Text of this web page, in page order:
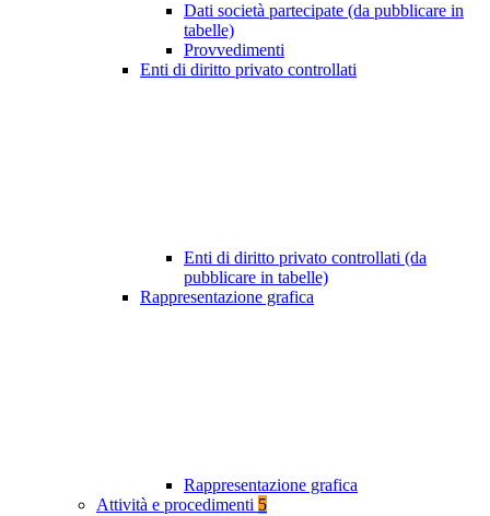
Dati società partecipate (da pubblicare in
tabelle)
Provvedimenti
Enti di diritto privato controllati
Enti di diritto privato controllati (da
pubblicare in tabelle)
Rappresentazione grafica
Rappresentazione grafica
Attività e procedimenti 5